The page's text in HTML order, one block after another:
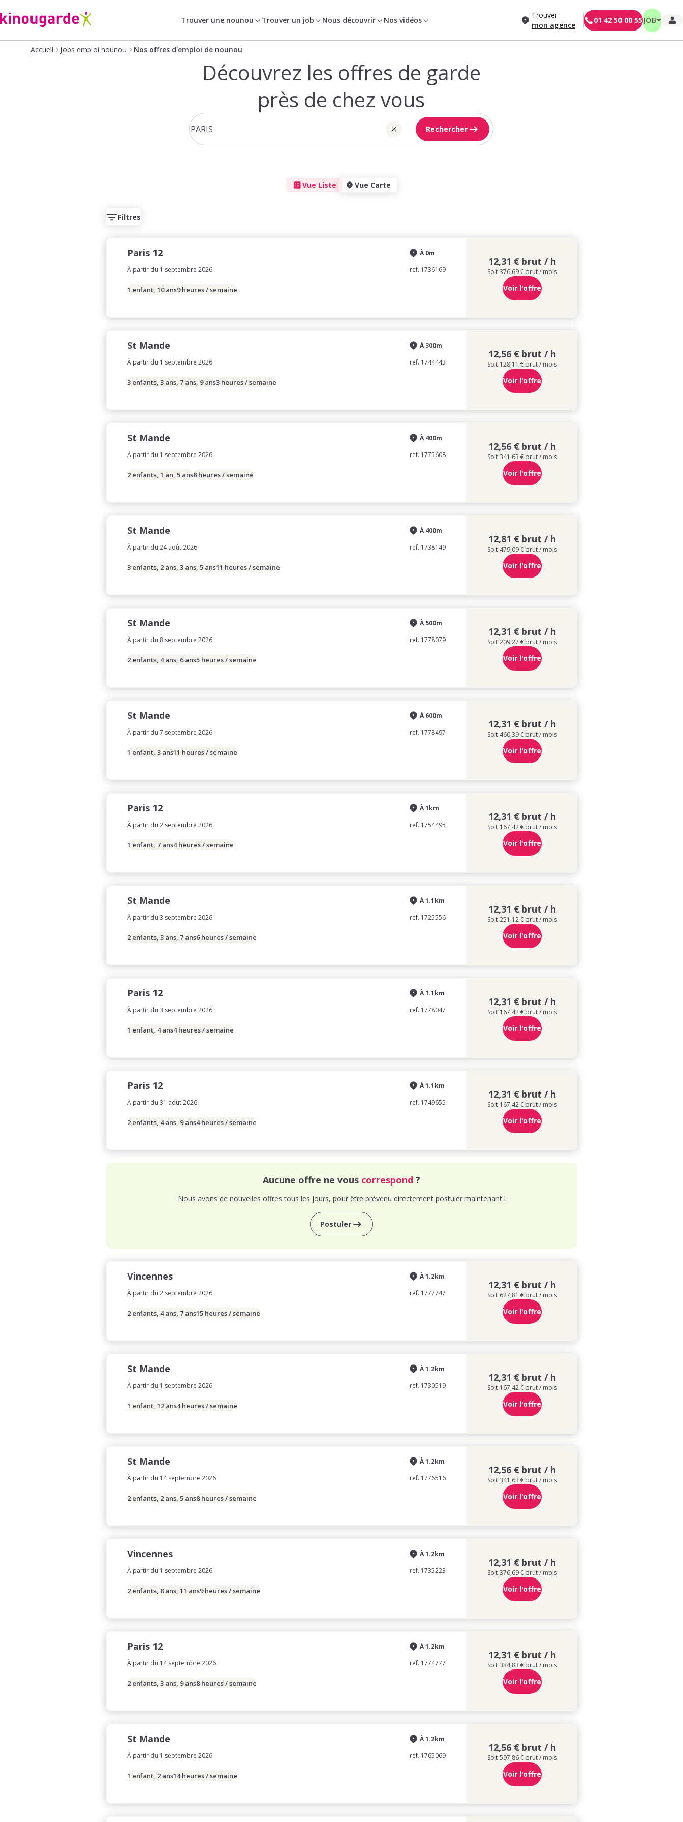
Trouver une nounou Trouver un job Nous découvrir Nos vidéos
Trouver
mon agence
01 42 50 00 55 JOB
Accueil Jobs emploi nounou Nos offres d'emploi de nounou
Découvrez les offres de garde
près de chez vous
Rechercher
Vue Liste Vue Carte
Filtres
Paris 12
À partir du 1 septembre 2026
À 0m
ref. 1736169
1 enfant, 10 ans9 heures / semaine
12,31 € brut / h
Soit 376,69 € brut / mois
Voir l'offre
St Mande
À partir du 1 septembre 2026
À 300m
ref. 1744443
3 enfants, 3 ans, 7 ans, 9 ans3 heures / semaine
12,56 € brut / h
Soit 128,11 € brut / mois
Voir l'offre
St Mande
À partir du 1 septembre 2026
À 400m
ref. 1775608
2 enfants, 1 an, 5 ans8 heures / semaine
12,56 € brut / h
Soit 341,63 € brut / mois
Voir l'offre
St Mande
À partir du 24 août 2026
À 400m
ref. 1738149
3 enfants, 2 ans, 3 ans, 5 ans11 heures / semaine
12,81 € brut / h
Soit 479,09 € brut / mois
Voir l'offre
St Mande
À partir du 8 septembre 2026
À 500m
ref. 1778079
2 enfants, 4 ans, 6 ans5 heures / semaine
12,31 € brut / h
Soit 209,27 € brut / mois
Voir l'offre
St Mande
À partir du 7 septembre 2026
À 600m
ref. 1778497
1 enfant, 3 ans11 heures / semaine
12,31 € brut / h
Soit 460,39 € brut / mois
Voir l'offre
Paris 12
À partir du 2 septembre 2026
À 1km
ref. 1754495
1 enfant, 7 ans4 heures / semaine
12,31 € brut / h
Soit 167,42 € brut / mois
Voir l'offre
St Mande
À partir du 3 septembre 2026
À 1.1km
ref. 1725556
2 enfants, 3 ans, 7 ans6 heures / semaine
12,31 € brut / h
Soit 251,12 € brut / mois
Voir l'offre
Paris 12
À partir du 3 septembre 2026
À 1.1km
ref. 1778047
1 enfant, 4 ans4 heures / semaine
12,31 € brut / h
Soit 167,42 € brut / mois
Voir l'offre
Paris 12
À partir du 31 août 2026
À 1.1km
ref. 1749655
2 enfants, 4 ans, 9 ans4 heures / semaine
12,31 € brut / h
Soit 167,42 € brut / mois
Voir l'offre
Aucune offre ne vous correspond ?
Nous avons de nouvelles offres tous les jours, pour être prévenu directement postuler maintenant !
Postuler
Vincennes
À partir du 2 septembre 2026
À 1.2km
ref. 1777747
2 enfants, 4 ans, 7 ans15 heures / semaine
12,31 € brut / h
Soit 627,81 € brut / mois
Voir l'offre
St Mande
À partir du 1 septembre 2026
À 1.2km
ref. 1730519
1 enfant, 12 ans4 heures / semaine
12,31 € brut / h
Soit 167,42 € brut / mois
Voir l'offre
St Mande
À partir du 14 septembre 2026
À 1.2km
ref. 1776516
2 enfants, 2 ans, 5 ans8 heures / semaine
12,56 € brut / h
Soit 341,63 € brut / mois
Voir l'offre
Vincennes
À partir du 1 septembre 2026
À 1.2km
ref. 1735223
2 enfants, 8 ans, 11 ans9 heures / semaine
12,31 € brut / h
Soit 376,69 € brut / mois
Voir l'offre
Paris 12
À partir du 14 septembre 2026
À 1.2km
ref. 1774777
2 enfants, 3 ans, 9 ans8 heures / semaine
12,31 € brut / h
Soit 334,83 € brut / mois
Voir l'offre
St Mande
À partir du 1 septembre 2026
À 1.2km
ref. 1765069
1 enfant, 2 ans14 heures / semaine
12,56 € brut / h
Soit 597,86 € brut / mois
Voir l'offre